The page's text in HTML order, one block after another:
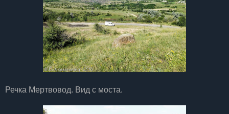
Речка Мертвовод. Вид с моста.